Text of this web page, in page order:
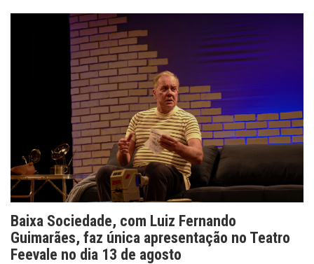
Baixa Sociedade, com Luiz Fernando
Guimarães, faz única apresentação no Teatro
Feevale no dia 13 de agosto